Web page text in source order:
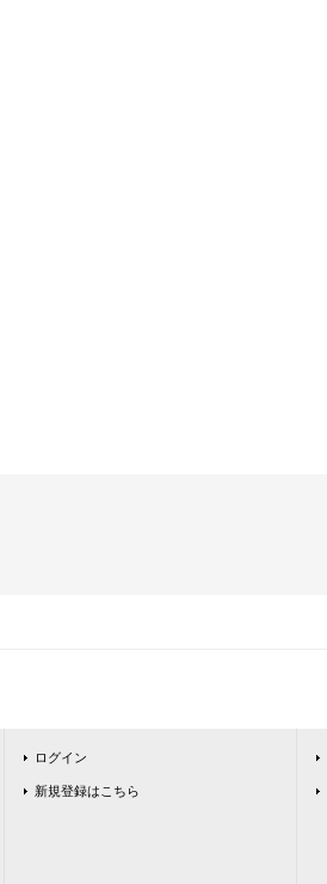
ログイン
新規登録はこちら